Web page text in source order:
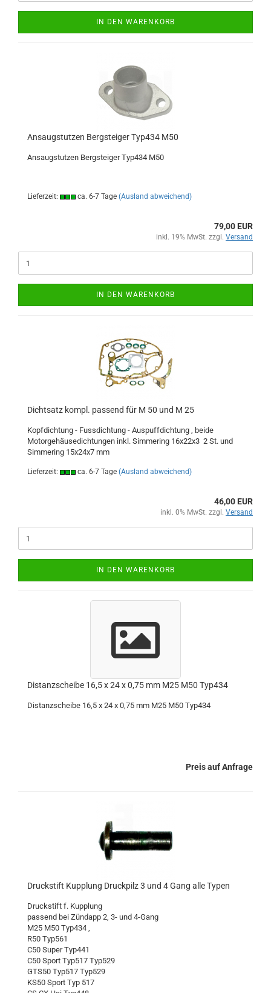
IN DEN WARENKORB
Ansaugstutzen Bergsteiger Typ434 M50
Ansaugstutzen Bergsteiger Typ434 M50
Lieferzeit: ca. 6-7 Tage (Ausland abweichend)
79,00 EUR
inkl. 19% MwSt. zzgl. Versand
IN DEN WARENKORB
Dichtsatz kompl. passend für M 50 und M 25
Kopfdichtung - Fussdichtung - Auspuffdichtung , beide
Motorgehäusedichtungen inkl. Simmering 16x22x3 2 St. und
Simmering 15x24x7 mm
Lieferzeit: ca. 6-7 Tage (Ausland abweichend)
46,00 EUR
inkl. 0% MwSt. zzgl. Versand
IN DEN WARENKORB
Distanzscheibe 16,5 x 24 x 0,75 mm M25 M50 Typ434
Distanzscheibe 16,5 x 24 x 0,75 mm M25 M50 Typ434
Preis auf Anfrage
Druckstift Kupplung Druckpilz 3 und 4 Gang alle Typen
Druckstift f. Kupplung
passend bei Zündapp 2, 3- und 4-Gang
M25 M50 Typ434 ,
R50 Typ561
C50 Super Typ441
C50 Sport Typ517 Typ529
GTS50 Typ517 Typ529
KS50 Sport Typ 517